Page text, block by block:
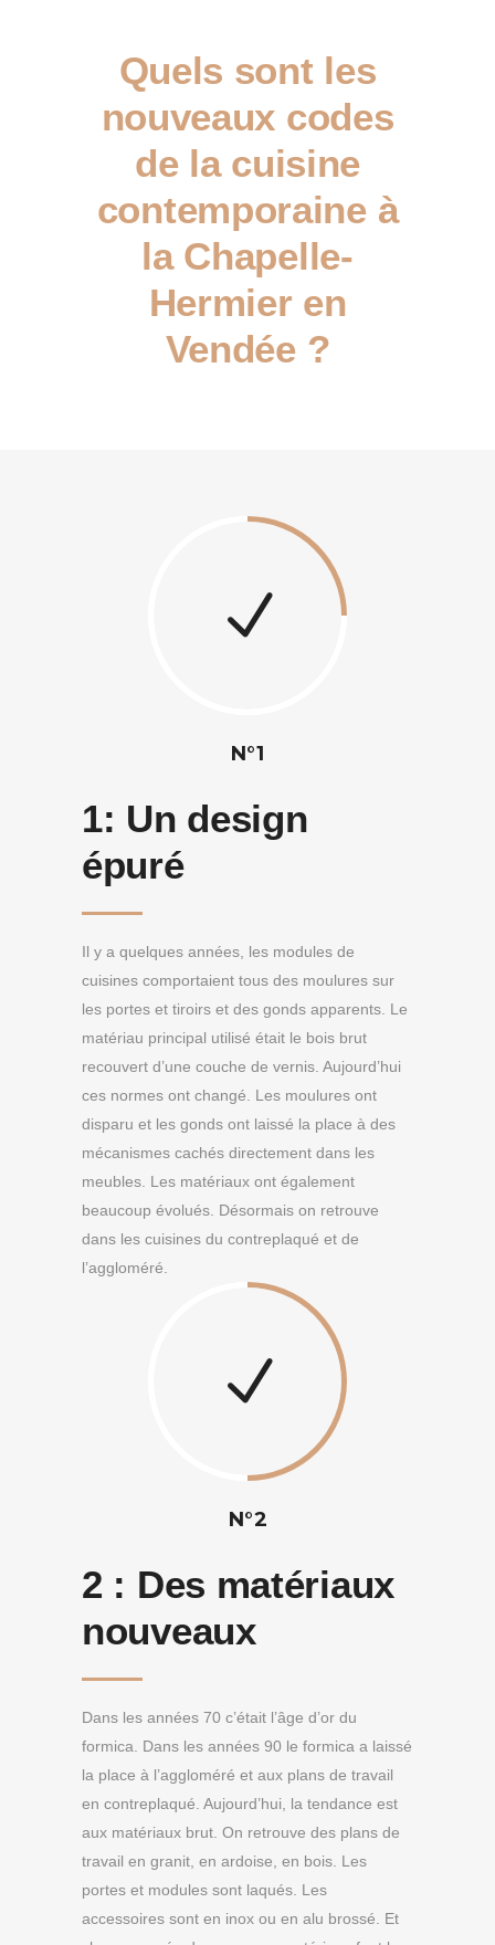
Quels sont les
nouveaux codes
de la cuisine
contemporaine à
la Chapelle-
Hermier en
Vendée ?
N°1
1: Un design
épuré
Il y a quelques années, les modules de
cuisines comportaient tous des moulures sur
les portes et tiroirs et des gonds apparents. Le
matériau principal utilisé était le bois brut
recouvert d’une couche de vernis. Aujourd’hui
ces normes ont changé. Les moulures ont
disparu et les gonds ont laissé la place à des
mécanismes cachés directement dans les
meubles. Les matériaux ont également
beaucoup évolués. Désormais on retrouve
dans les cuisines du contreplaqué et de
l’aggloméré.
N°2
2 : Des matériaux
nouveaux
Dans les années 70 c’était l’âge d’or du
formica. Dans les années 90 le formica a laissé
la place à l’aggloméré et aux plans de travail
en contreplaqué. Aujourd’hui, la tendance est
aux matériaux brut. On retrouve des plans de
travail en granit, en ardoise, en bois. Les
portes et modules sont laqués. Les
accessoires sont en inox ou en alu brossé. Et